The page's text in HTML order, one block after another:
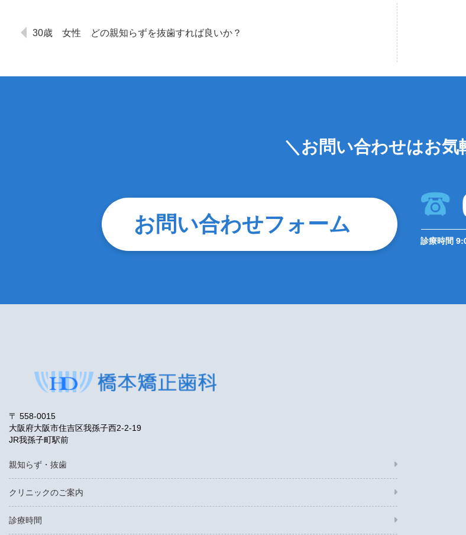
30歳 女性 どの親知らずを抜歯すれば良いか？
＼お問い合わせはお気
お問い合わせフォーム
診療時間
〒 558-0015
大阪府大阪市住吉区我孫子西2-2-19
JR我孫子町駅前
親知らず・抜歯
クリニックのご案内
診療時間